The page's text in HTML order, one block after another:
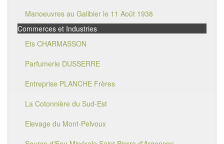
Manoeuvres au Galibier le 11 Août 1938
Commerces et Industries
Ets CHARMASSON
Parfumerie DUSSERRE
Entreprise PLANCHE Frères
La Cotonnière du Sud-Est
Elevage du Mont-Pelvoux